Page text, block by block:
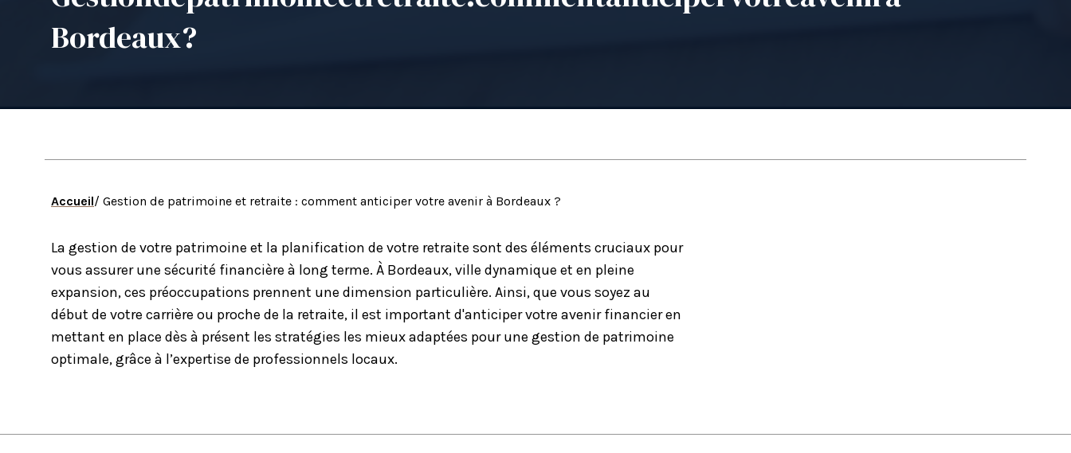
Bordeaux?
Accueil/ Gestion de patrimoine et retraite : comment anticiper votre avenir à Bordeaux ?
La gestion de votre patrimoine et la planification de votre retraite sont des éléments cruciaux pour
vous assurer une sécurité financière à long terme. À Bordeaux, ville dynamique et en pleine
expansion, ces préoccupations prennent une dimension particulière. Ainsi, que vous soyez au
début de votre carrière ou proche de la retraite, il est important d'anticiper votre avenir financier en
mettant en place dès à présent les stratégies les mieux adaptées pour une gestion de patrimoine
optimale, grâce à l’expertise de professionnels locaux.